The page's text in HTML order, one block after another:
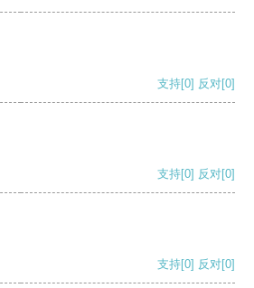
支持[0] 反对[0]
支持[0] 反对[0]
支持[0] 反对[0]